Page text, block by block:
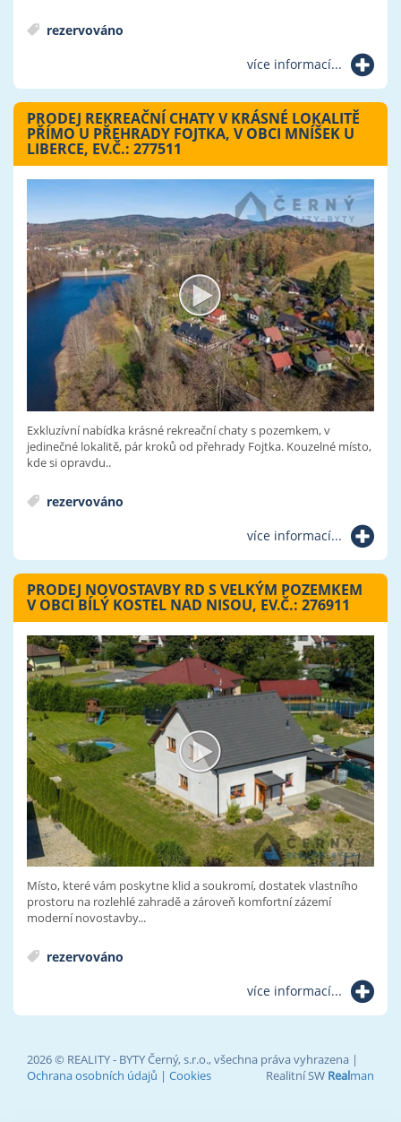
rezervováno
více informací...
PRODEJ REKREAČNÍ CHATY V KRÁSNÉ LOKALITĚ
PŘÍMO U PŘEHRADY FOJTKA, V OBCI MNÍŠEK U
LIBERCE, EV.Č.: 277511
Exkluzívní nabídka krásné rekreační chaty s pozemkem, v
jedinečné lokalitě, pár kroků od přehrady Fojtka. Kouzelné místo,
kde si opravdu..
rezervováno
více informací...
PRODEJ NOVOSTAVBY RD S VELKÝM POZEMKEM
V OBCI BÍLÝ KOSTEL NAD NISOU, EV.Č.: 276911
Místo, které vám poskytne klid a soukromí, dostatek vlastního
prostoru na rozlehlé zahradě a zároveň komfortní zázemí
moderní novostavby...
rezervováno
více informací...
2026 © REALITY - BYTY Černý, s.r.o., všechna práva vyhrazena |
Ochrana osobních údajů | Cookies Realitní SW Realman